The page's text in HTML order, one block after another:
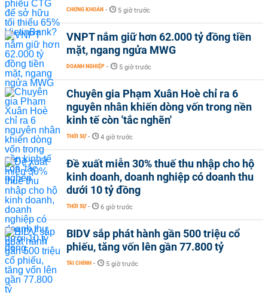
CHỨNG KHOÁN - 5 giờ trước
VNPT nắm giữ hơn 62.000 tỷ đồng tiền
mặt, ngang ngửa MWG
DOANH NGHIỆP - 5 giờ trước
Chuyên gia Phạm Xuân Hoè chỉ ra 6
nguyên nhân khiến dòng vốn trong nền
kinh tế còn 'tắc nghẽn'
THỜI SỰ - 4 giờ trước
Đề xuất miễn 30% thuế thu nhập cho hộ
kinh doanh, doanh nghiệp có doanh thu
dưới 10 tỷ đồng
THỜI SỰ - 6 giờ trước
BIDV sắp phát hành gần 500 triệu cổ
phiếu, tăng vốn lên gần 77.800 tỷ
TÀI CHÍNH - 5 giờ trước